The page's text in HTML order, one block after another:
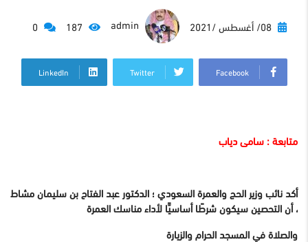
08/ أغسطس /2021
Facebook
Twitter
LinkedIn
متابعة : سامى دياب
أكد نائب وزير الحج والعمرة السعودي ؛ الدكتور عبد الفتاح بن سليمان مشاط
، أن التحصين سيكون شرطًا أساسيًّا لأداء مناسك العمرة
والصلاة في المسجد الحرام والزيارة